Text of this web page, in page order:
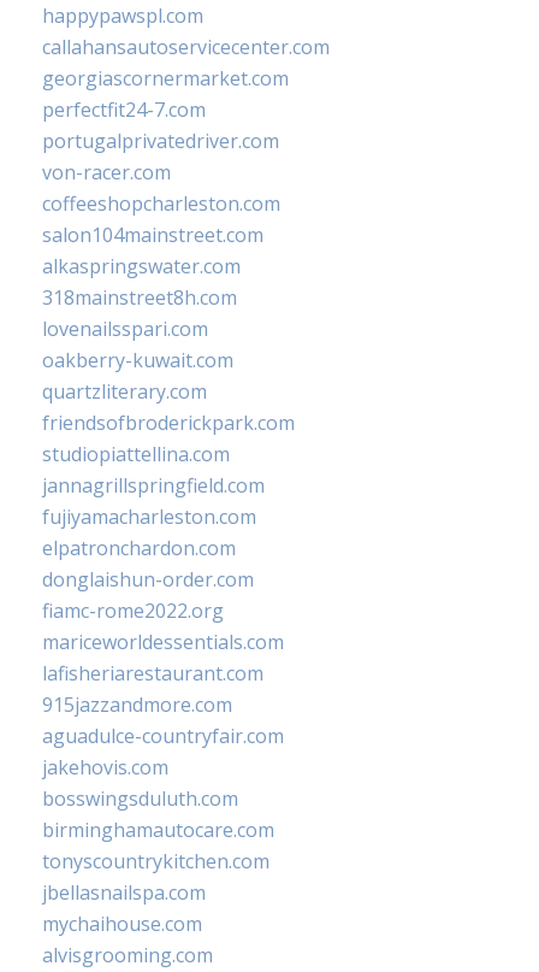
happypawspl.com
callahansautoservicecenter.com
georgiascornermarket.com
perfectfit24-7.com
portugalprivatedriver.com
von-racer.com
coffeeshopcharleston.com
salon104mainstreet.com
alkaspringswater.com
318mainstreet8h.com
lovenailsspari.com
oakberry-kuwait.com
quartzliterary.com
friendsofbroderickpark.com
studiopiattellina.com
jannagrillspringfield.com
fujiyamacharleston.com
elpatronchardon.com
donglaishun-order.com
fiamc-rome2022.org
mariceworldessentials.com
lafisheriarestaurant.com
915jazzandmore.com
aguadulce-countryfair.com
jakehovis.com
bosswingsduluth.com
birminghamautocare.com
tonyscountrykitchen.com
jbellasnailspa.com
mychaihouse.com
alvisgrooming.com